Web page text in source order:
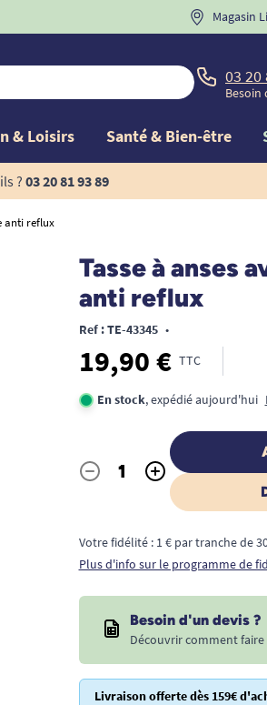
BIENVENUE"
Magasin
03 20
Besoin
& Loisirs Santé & Bien-être
? 03 20 81 93 89
anti reflux
Tasse à anses
anti reflux
Ref : TE-43345 •
19,90 € TTC
En stock, expédié aujourd'hui
Quantité
- +
Votre fidélité : 1 € par tranche de
Plus d'info sur le programme de
Besoin d'un devis ?
Découvrir comment faire
Livraison offerte dès 159€